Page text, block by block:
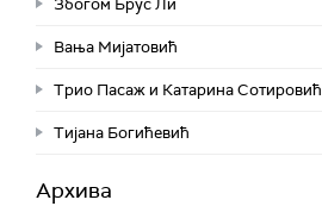
Вања Мијатовић
Трио Пасаж и Катарина Сотировић
Тијана Богићевић
Архива